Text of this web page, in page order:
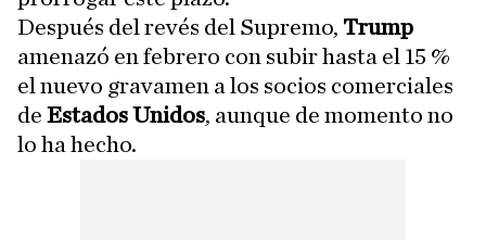
Después del revés del Supremo, Trump
amenazó en febrero con subir hasta el 15 %
el nuevo gravamen a los socios comerciales
de Estados Unidos, aunque de momento no
lo ha hecho.